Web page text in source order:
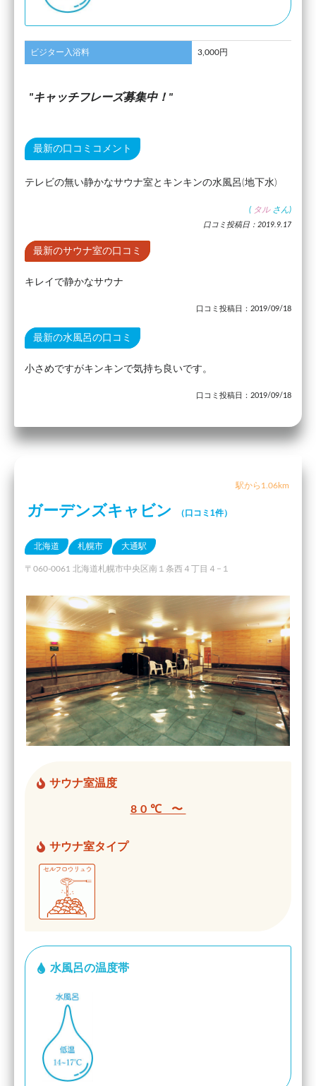
ビジター入浴料 3,000円
キャッチフレーズ募集中！
最新の口コミコメント
テレビの無い静かなサウナ室とキンキンの水風呂(地下水)
( タル さん)
口コミ投稿日：2019.9.17
最新のサウナ室の口コミ
キレイで静かなサウナ
口コミ投稿日：2019/09/18
最新の水風呂の口コミ
小さめですがキンキンで気持ち良いです。
口コミ投稿日：2019/09/18
駅から1.06km
ガーデンズキャビン （口コミ1件）
北海道 札幌市 大通駅
〒060-0061 北海道札幌市中央区南１条西４丁目４−１
サウナ室温度
80℃ 〜
サウナ室タイプ
水風呂の温度帯